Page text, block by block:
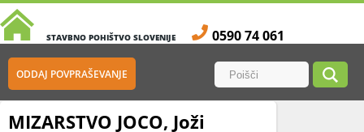
STAVBNO POHIŠTVO SLOVENIJE 0590 74 061
ODDAJ POVPRAŠEVANJE
MIZARSTVO JOCO, Joži